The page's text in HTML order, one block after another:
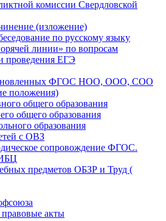
комиссии Свердловской
(изложение)
по русскому языку
линии» по вопросам
проведения ЕГЭ
ФГОС НОО, ООО, СОО
положения)
общего образования
общего образования
образования
с ОВЗ
сопровождение ФГОС.
предметов ОБЗР и Труд (
акты